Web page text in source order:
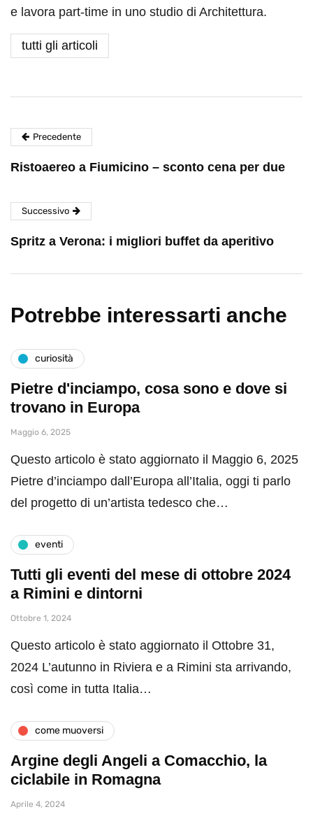
e lavora part-time in uno studio di Architettura.
tutti gli articoli
Precedente
Ristoaereo a Fiumicino – sconto cena per due
Successivo
Spritz a Verona: i migliori buffet da aperitivo
Potrebbe interessarti anche
curiosità
Pietre d'inciampo, cosa sono e dove si
trovano in Europa
Maggio 6, 2025
Questo articolo è stato aggiornato il Maggio 6, 2025
Pietre d’inciampo dall’Europa all’Italia, oggi ti parlo
del progetto di un’artista tedesco che…
eventi
Tutti gli eventi del mese di ottobre 2024
a Rimini e dintorni
Ottobre 1, 2024
Questo articolo è stato aggiornato il Ottobre 31,
2024 L’autunno in Riviera e a Rimini sta arrivando,
così come in tutta Italia…
come muoversi
Argine degli Angeli a Comacchio, la
ciclabile in Romagna
Aprile 4, 2024